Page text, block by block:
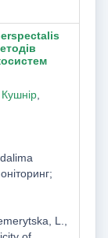
,
L.,